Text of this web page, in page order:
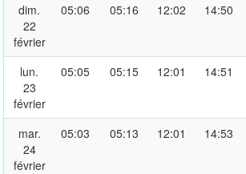
dim.
22
février
05:06 05:16 12:02 14:50
lun.
23
février
05:05 05:15 12:01 14:51
mar.
24
février
05:03 05:13 12:01 14:53